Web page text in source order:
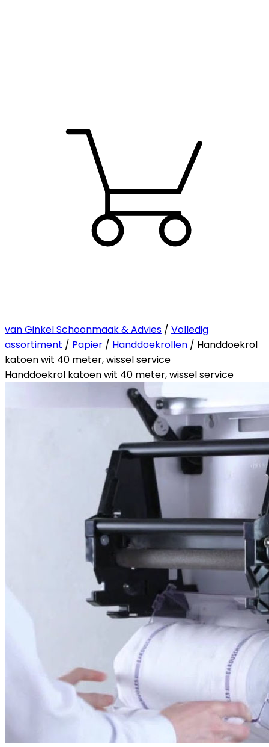
van Ginkel Schoonmaak & Advies / Volledig
assortiment / Papier / Handdoekrollen / Handdoekrol
katoen wit 40 meter, wissel service
Handdoekrol katoen wit 40 meter, wissel service